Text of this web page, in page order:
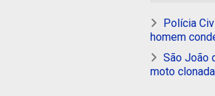
Polícia
homem
São João
moto